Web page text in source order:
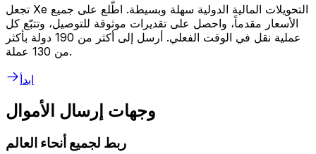
تجعل Xe التحويلات المالية الدولية سهلة وبسيطة. اطّلع على جميع
الأسعار مقدماً، واحصل على تقديرات موثوقة للتوصيل، وتتبّع كل
عملية نقل في الوقت الفعلي. أرسل إلى أكثر من 190 دولة بأكثر
من 130 عملة.
ابدأ
وجهات إرسال الأموال
ربط لجميع أنحاء العالم